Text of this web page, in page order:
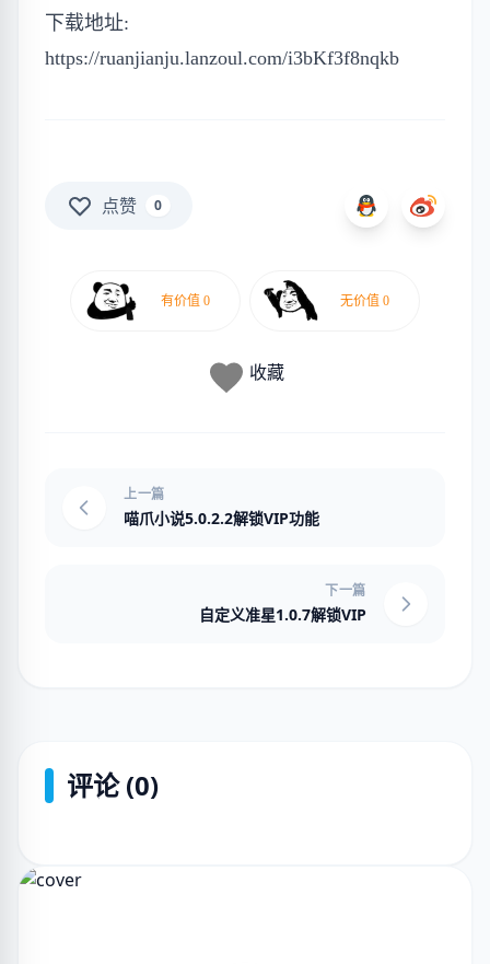
下载地址:
https://ruanjianju.lanzoul.com/i3bKf3f8nqkb
点赞 0
收藏
上一篇
喵爪小说5.0.2.2解锁VIP功能
下一篇
自定义准星1.0.7解锁VIP
评论 (0)